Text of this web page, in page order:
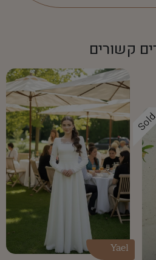
קשורים
Yael